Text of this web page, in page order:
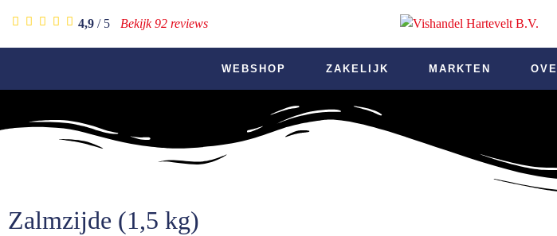
4,9 / 5 Bekijk 92 reviews
WEBSHOP ZAKELIJK MARKTEN
Zalmzijde (1,5 kg)